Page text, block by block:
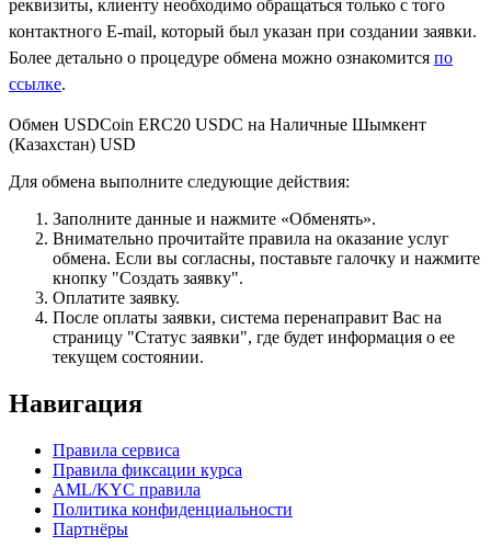
реквизиты, клиенту необходимо обращаться только с того
контактного Е-mail, который был указан при создании заявки.
Более детально о процедуре обмена можно ознакомится по
ссылке.
Обмен USDCoin ERC20 USDC на Наличные Шымкент
(Казахстан) USD
Для обмена выполните следующие действия:
Заполните данные и нажмите «Обменять».
Внимательно прочитайте правила на оказание услуг
обмена. Если вы согласны, поставьте галочку и нажмите
кнопку "Создать заявку".
Оплатите заявку.
После оплаты заявки, система перенаправит Вас на
страницу "Статус заявки", где будет информация о ее
текущем состоянии.
Навигация
Правила сервиса
Правила фиксации курса
AML/KYC правила
Политика конфиденциальности
Партнёры